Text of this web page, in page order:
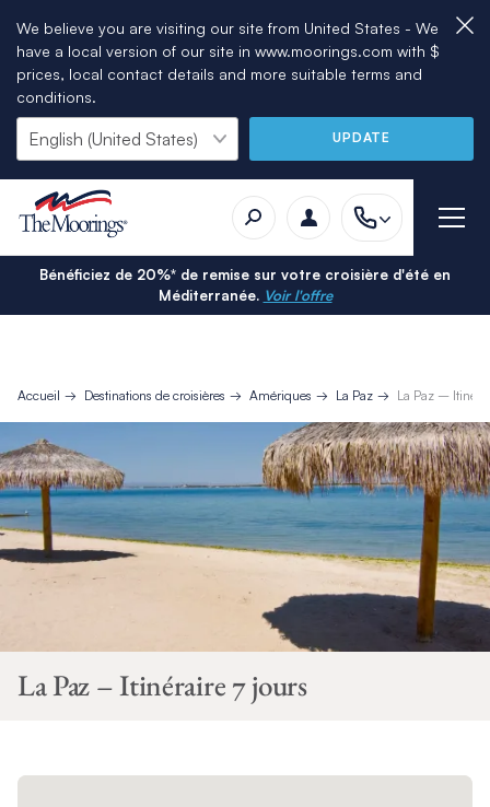
We believe you are visiting our site from United States - We
have a local version of our site in www.moorings.com with $
prices, local contact details and more suitable terms and
conditions.
UPDATE
Bénéficiez de 20%* de remise sur votre croisière d'été en
Méditerranée. Voir l'offre
Accueil Destinations de croisières Amériques La Paz La Paz –
La Paz – Itinéraire 7 jours